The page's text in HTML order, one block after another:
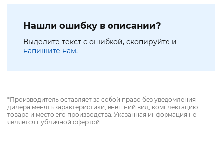
Нашли ошибку в описании?
Выделите текст с ошибкой, скопируйте и
напишите нам.
*Производитель оставляет за собой право без уведомления
дилера менять характеристики, внешний вид, комплектацию
товара и место его производства. Указанная информация не
является публичной офертой